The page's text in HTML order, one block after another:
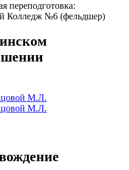
переподготовка:
Колледж №6 (фельдшер)